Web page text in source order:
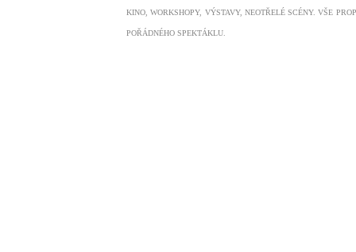
KINO, WORKSHOPY, VÝSTAVY, NEOTŘELÉ SCÉNY. VŠE
POŘÁDNÉHO SPEKTÁKLU.